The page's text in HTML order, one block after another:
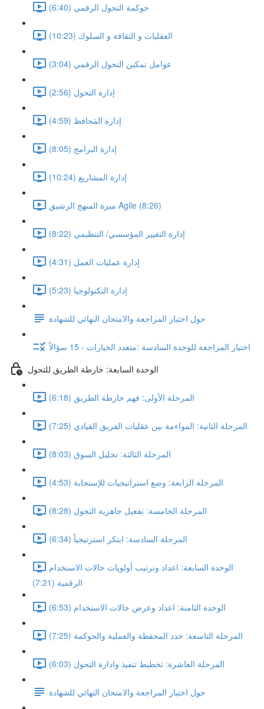
حوكمة التحول الرقمي (6:40)
العقليات و الثقافة و السلوك (10:23)
عوامل تمكين التحول الرقمي (3:04)
إدارة التحول (2:56)
إدارة المَحافظ (4:59)
إدارة البرامج (8:05)
إدارة المشاريع (10:24)
ميزة المنهج الرشيق Agile (8:26)
إدارة التغيير المؤسسي/ التنظيمي (8:22)
إدارة عمليات العمل (4:31)
إدارة التكنولوجيا (5:23)
حول اختبار المراجعة والامتحان النهائي للشهادة
اختبار المراجعة للوحدة السادسة :متعدد الخيارات - 15 سؤالاً
الوحدة السابعة: خارطة الطريق للتحول
المرحلة الأولى: فهم خارطة الطريق (6:18)
المرحلة الثانية: المواءمة بين عقليات الفريق القيادي (7:25)
المرحلة الثالثة: تحليل السوق (8:03)
المرحلة الرابعة: وضع استراتيجيات للإستجابة (4:53)
المرحلة الخامسة: تفعيل جاهزية التحول (8:28)
المرحلة السادسة: ابتكر استرتيجياً (6:34)
الوحدة السابعة: اعداد وترتيب أولويات حالات الاستخدام
الرقمية (7:21)
الوحدة الثامنة: اعداد وعرض حالات الاستخدام (6:53)
المرحلة التاسعة: حدد المحفظة والعملية والحوكمة (7:25)
المرحلة العاشرة: تخطيط تنفيذ وادارة التحول (6:03)
حول اختبار المراجعة والامتحان النهائي للشهادة